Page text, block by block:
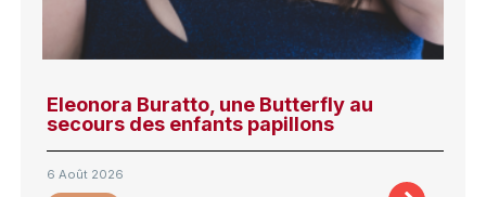
Eleonora Buratto, une Butterfly au
secours des enfants papillons
6 Août 2026